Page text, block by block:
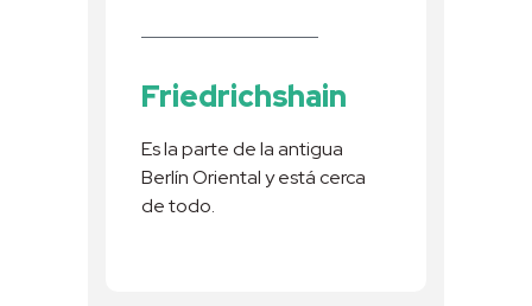
Friedrichshain
Es la parte de la antigua
Berlín Oriental y está cerca
de todo.